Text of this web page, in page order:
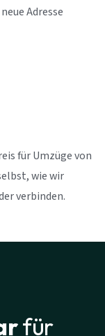
Adresse
für Umzüge von
wie wir
verbinden.
für